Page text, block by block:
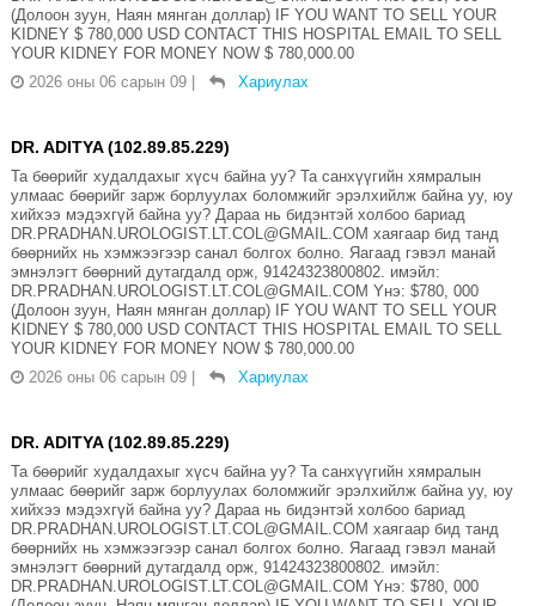
(Долоон зуун, Наян мянган доллар) IF YOU WANT TO SELL YOUR
KIDNEY $ 780,000 USD CONTACT THIS HOSPITAL EMAIL TO SELL
YOUR KIDNEY FOR MONEY NOW $ 780,000.00
2026 оны 06 сарын 09 | Хариулах
DR. ADITYA (102.89.85.229)
Та бөөрийг худалдахыг хүсч байна уу? Та санхүүгийн хямралын
улмаас бөөрийг зарж борлуулах боломжийг эрэлхийлж байна уу, юу
хийхээ мэдэхгүй байна уу? Дараа нь бидэнтэй холбоо бариад
DR.PRADHAN.UROLOGIST.LT.COL@GMAIL.COM хаягаар бид танд
бөөрнийх нь хэмжээгээр санал болгох болно. Яагаад гэвэл манай
эмнэлэгт бөөрний дутагдалд орж, 91424323800802. имэйл:
DR.PRADHAN.UROLOGIST.LT.COL@GMAIL.COM Yнэ: $780, 000
(Долоон зуун, Наян мянган доллар) IF YOU WANT TO SELL YOUR
KIDNEY $ 780,000 USD CONTACT THIS HOSPITAL EMAIL TO SELL
YOUR KIDNEY FOR MONEY NOW $ 780,000.00
2026 оны 06 сарын 09 | Хариулах
DR. ADITYA (102.89.85.229)
Та бөөрийг худалдахыг хүсч байна уу? Та санхүүгийн хямралын
улмаас бөөрийг зарж борлуулах боломжийг эрэлхийлж байна уу, юу
хийхээ мэдэхгүй байна уу? Дараа нь бидэнтэй холбоо бариад
DR.PRADHAN.UROLOGIST.LT.COL@GMAIL.COM хаягаар бид танд
бөөрнийх нь хэмжээгээр санал болгох болно. Яагаад гэвэл манай
эмнэлэгт бөөрний дутагдалд орж, 91424323800802. имэйл:
DR.PRADHAN.UROLOGIST.LT.COL@GMAIL.COM Yнэ: $780, 000